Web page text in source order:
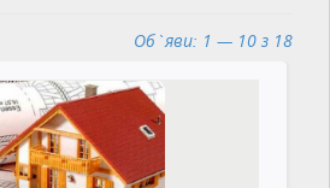
Об`яви: 1 — 10 з 18